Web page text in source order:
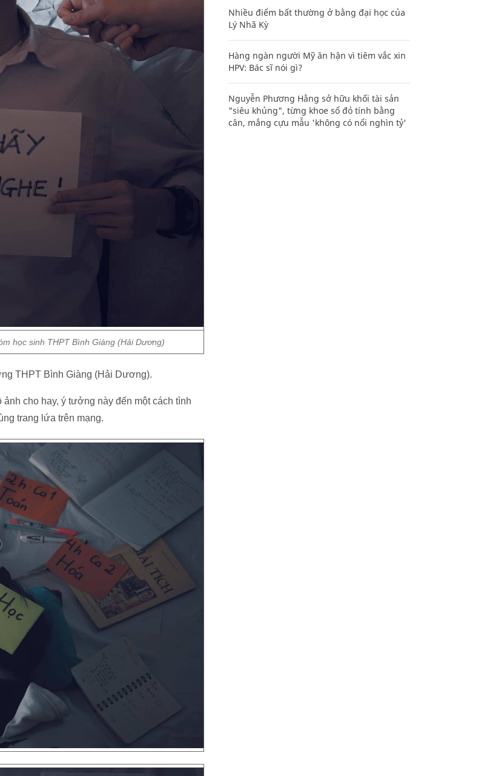
học sinh THPT Bình Giàng (Hải Dương)
THPT Bình Giàng (Hải Dương).
cho hay, ý tưởng này đến một cách tình
trang lứa trên mạng.
Nhiều điểm bất thường ở bằng đại học của
Lý Nhã Kỳ
Hàng ngàn người Mỹ ân hận vì tiêm vắc xin
HPV: Bác sĩ nói gì?
Nguyễn Phương Hằng sở hữu khối tài sản
"siêu khủng", từng khoe sổ đỏ tính bằng
cân, mắng cựu mẫu 'không có nổi nghìn tỷ'